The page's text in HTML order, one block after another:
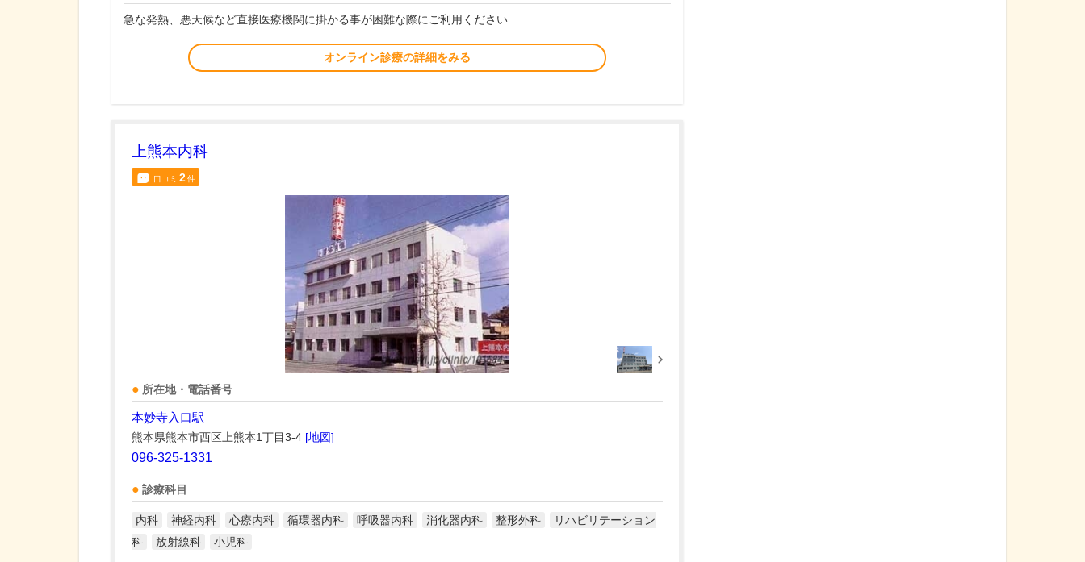
急な発熱、悪天候など直接医療機関に掛かる事が困難な際にご利用ください
オンライン診療の詳細をみる
上熊本内科
口コミ 2件
所在地・電話番号
本妙寺入口駅
熊本県熊本市西区上熊本1丁目3-4 [地図]
096-325-1331
診療科目
内科 神経内科 心療内科 循環器内科 呼吸器内科 消化器内科 整形外科
リハビリテーション
科
放射線科 小児科